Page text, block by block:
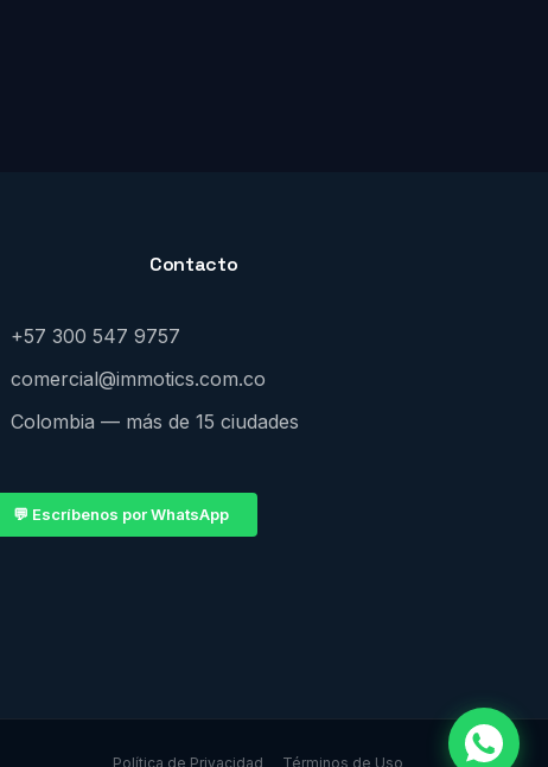
Contacto
+57 300 547 9757
comercial@immotics.com.co
Colombia — más de 15 ciudades
💬 Escríbenos por WhatsApp
Política de Privacidad Términos de Uso